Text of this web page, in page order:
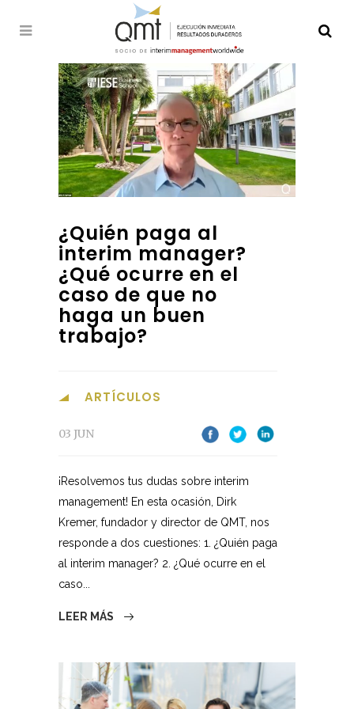
¿Quién paga al
interim manager?
¿Qué ocurre en el
caso de que no
haga un buen
trabajo?
ARTÍCULOS
03 JUN
¡Resolvemos tus dudas sobre interim
management! En esta ocasión, Dirk
Kremer, fundador y director de QMT, nos
responde a dos cuestiones: 1. ¿Quién paga
al interim manager? 2. ¿Qué ocurre en el
caso...
LEER MÁS